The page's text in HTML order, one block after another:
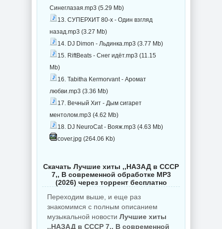
Синеглазая.mp3 (5.29 Mb)
13. СУПЕРХИТ 80-х - Один взгляд
назад.mp3 (3.27 Mb)
14. DJ Dimon - Льдинка.mp3 (3.77 Mb)
15. RiftBeats - Снег идёт.mp3 (11.15
Mb)
16. Tabitha Kermorvant - Аромат
любви.mp3 (3.36 Mb)
17. Вечный Хит - Дым сигарет
ментолом.mp3 (4.62 Mb)
18. DJ NeuroCat - Вояж.mp3 (4.63 Mb)
cover.jpg (264.06 Kb)
Скачать Лучшие хиты ,,НАЗАД в СССР
7,, В современной обработке MP3
(2026) через торрент бесплатно
Переходим выше, и еще раз
знакомимся с полным описанием
музыкальной новости Лучшие хиты
,,НАЗАД в СССР 7,, В современной